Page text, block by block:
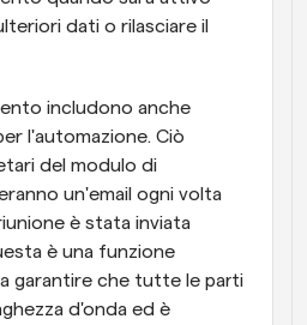
dati o rilasciare il
includono anche
l'automazione. Ciò
del modulo di
un'email ogni volta
è stata inviata
è una funzione
garantire che tutte le parti
d'onda ed è